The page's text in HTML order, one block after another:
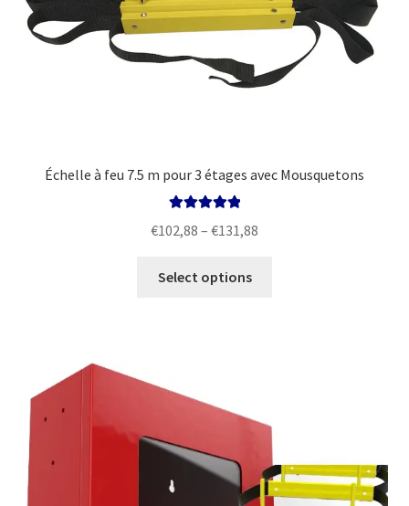
Échelle à feu 7.5 m pour 3 étages avec Mousquetons
€102,88 – €131,88
Select options
may
be
chosen
on